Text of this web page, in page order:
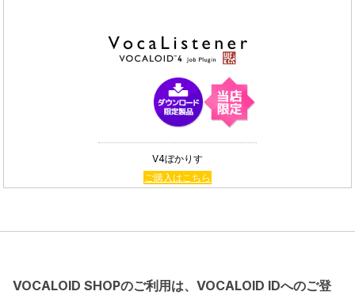
V4ぼかりす
ご購入はこちら
VOCALOID SHOPのご利用は、VOCALOID IDへのご登